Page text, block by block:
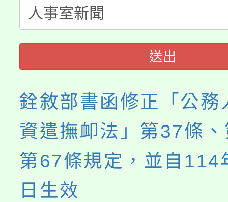
《TA101》溝通分析基
程，歡迎學生輔導中心
系所師生報名參加。
送出
銓敘部書函修正「公務
資遣撫卹法」第37條
第67條規定，並自114
日生效